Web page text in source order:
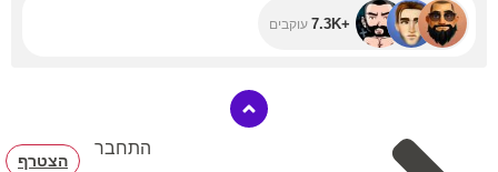
+7.3K עוקבים
התחבר
הצטרף